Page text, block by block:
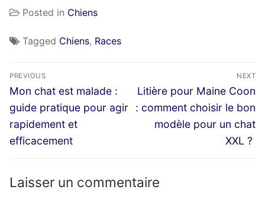
Posted in Chiens
Tagged Chiens, Races
Navigation
de
l’article
PREVIOUS
Previous
post:
Mon chat est malade :
guide pratique pour agir
rapidement et
efficacement
NEXT
Next
post:
Litière pour Maine Coon
: comment choisir le bon
modèle pour un chat
XXL ?
Laisser un commentaire